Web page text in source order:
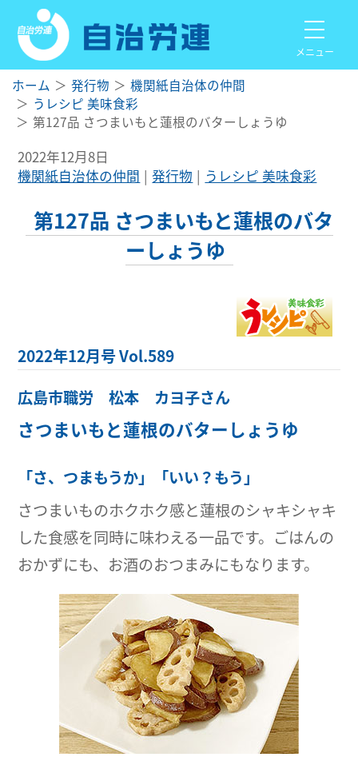
メニュー
ホーム 発行物
機関紙自治体の仲間
うレシピ 美味食彩
第127品 さつまいもと蓮根のバターしょうゆ
2022年12月8日
機関紙自治体の仲間
発行物 うレシピ 美味食彩
第127品 さつまいもと蓮根のバタ
ーしょうゆ
2022年12月号 Vol.589
広島市職労 松本 カヨ子さん
さつまいもと蓮根のバターしょうゆ
「さ、つまもうか」「いい？もう」
さつまいものホクホク感と蓮根のシャキシャキ
した食感を同時に味わえる一品です。ごはんの
おかずにも、お酒のおつまみにもなります。